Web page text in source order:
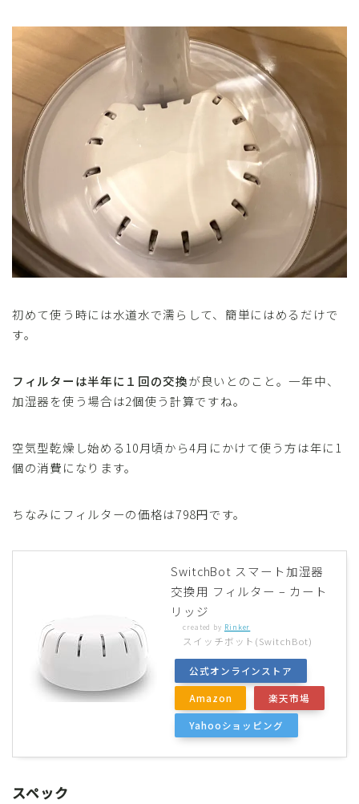
初めて使う時には水道水で濡らして、簡単にはめるだけで
す。
フィルターは半年に１回の交換が良いとのこと。一年中、
加湿器を使う場合は2個使う計算ですね。
空気型乾燥し始める10月頃から4月にかけて使う方は年に1
個の消費になります。
ちなみにフィルターの価格は798円です。
SwitchBot スマート加湿器
交換用 フィルター – カート
リッジ
created by Rinker
スイッチボット(SwitchBot)
公式オンラインストア
Amazon 楽天市場
Yahooショッピング
スペック